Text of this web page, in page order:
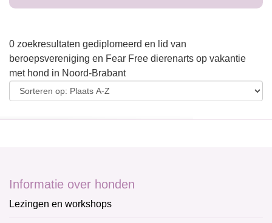
0 zoekresultaten gediplomeerd en lid van
beroepsvereniging en Fear Free dierenarts op vakantie
met hond in Noord-Brabant
Informatie over honden
Lezingen en workshops